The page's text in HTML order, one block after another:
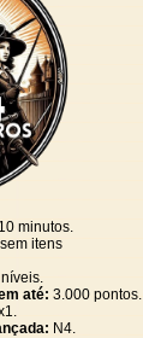
10 minutos.
itens
até: 3.000 pontos.
N4.